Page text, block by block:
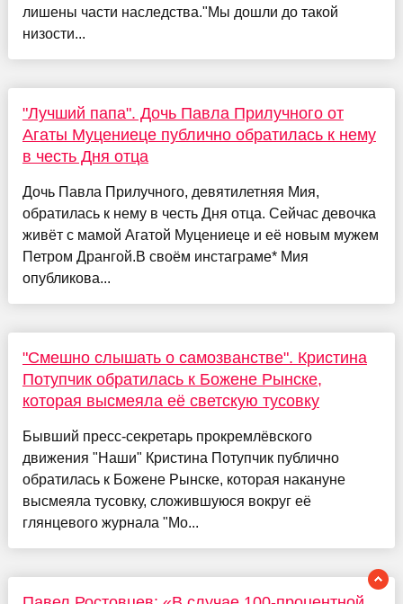
лишены части наследства."Мы дошли до такой
низости...
"Лучший папа". Дочь Павла Прилучного от
Агаты Муцениеце публично обратилась к нему
в честь Дня отца
Дочь Павла Прилучного, девятилетняя Мия,
обратилась к нему в честь Дня отца. Сейчас девочка
живёт с мамой Агатой Муцениеце и её новым мужем
Петром Дрангой.В своём инстаграме* Мия
опубликова...
"Смешно слышать о самозванстве". Кристина
Потупчик обратилась к Божене Рынске,
которая высмеяла её светскую тусовку
Бывший пресс-секретарь прокремлёвского
движения "Наши" Кристина Потупчик публично
обратилась к Божене Рынске, которая накануне
высмеяла тусовку, сложившуюся вокруг её
глянцевого журнала "Мо...